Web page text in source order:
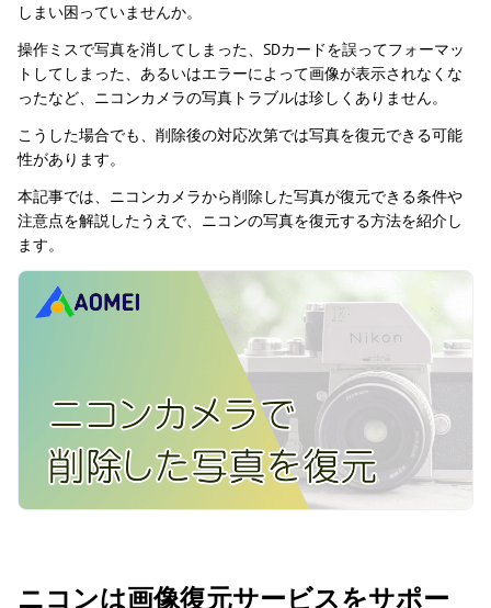
しまい困っていませんか。
操作ミスで写真を消してしまった、SDカードを誤ってフォーマッ
トしてしまった、あるいはエラーによって画像が表示されなくな
ったなど、ニコンカメラの写真トラブルは珍しくありません。
こうした場合でも、削除後の対応次第では写真を復元できる可能
性があります。
本記事では、ニコンカメラから削除した写真が復元できる条件や
注意点を解説したうえで、ニコンの写真を復元する方法を紹介し
ます。
ニコンは画像復元サービスをサポー